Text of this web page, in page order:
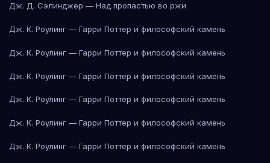
Дж. Д. Сэлинджер — Над пропастью во ржи
Дж. К. Роулинг — Гарри Поттер и философский камень
Дж. К. Роулинг — Гарри Поттер и философский камень
Дж. К. Роулинг — Гарри Поттер и философский камень
Дж. К. Роулинг — Гарри Поттер и философский камень
Дж. К. Роулинг — Гарри Поттер и философский камень
Дж. К. Роулинг — Гарри Поттер и философский камень